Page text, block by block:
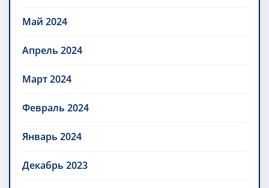
Май 2024
Апрель 2024
Март 2024
Февраль 2024
Январь 2024
Декабрь 2023